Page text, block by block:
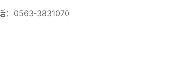
：0563-3831070